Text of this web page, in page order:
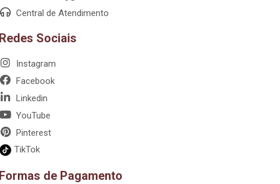
Central de Atendimento
Redes Sociais
Instagram
Facebook
Linkedin
YouTube
Pinterest
TikTok
Formas de Pagamento